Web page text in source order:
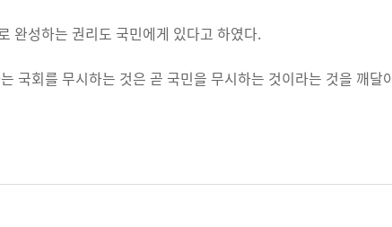
완성하는 권리도 국민에게 있다고 하였다.
국회를 무시하는 것은 곧 국민을 무시하는 것이라는 것을 깨달